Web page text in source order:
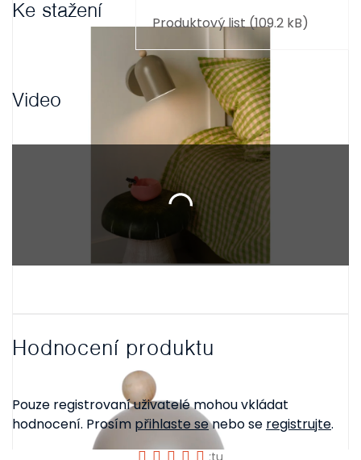
Ke stažení
Produktový list (109.2 kB)
Video
Hodnocení produktu
Pouze registrovaní uživatelé mohou vkládat
hodnocení. Prosím přihlaste senebo se registrujte.
Hodnocení produktu je 5 z 5 hvězdiček.